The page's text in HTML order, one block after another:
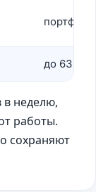
до 639
в неделю,
работы.
сохраняют